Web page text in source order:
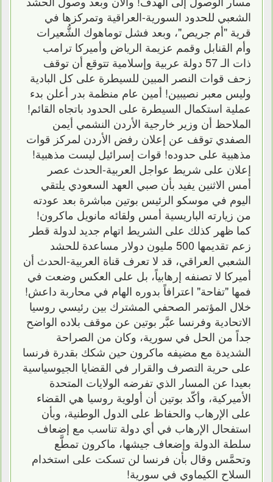
الشعبي للحدود السورية-العراقية وتمركزها في
قرية "أم جريص"، وبعد فشل توماهوك الشُّعيرات
وأم القنابل وقمم عزيمة الرياض وأميركا ترامب
ذات الـ 57 دولة عربية وإسلامية تتوقع أن توقف
زحف قوات النصر المبين للسيطرة على كل البادية
وليس معبر نصيبين! أمين عام منظمة بدر أعلن بدء
عملية استكمال السيطرة على الحدود باتجاه القائم!
الملاحظ أن وزير خارجية الأردن النشمي أيمن
الصفدي توقف عن إعلان رفض الأردن لمركز قوات
مذهبية على حدوده! قوات إسرائيل ليست مذهبية!
إعلان على شريط عواجل العربية-الحدث عصر
أمس الاثنين يفيد بأن صبي العهد السعودي يلتقي
اليوم في موسكو الرئيس بوتين مباشرة بعد عودته
من زيارته الباريسية أمس ولقائه مانويل ماكرون!
كما ظهر كذلك على الشريط اتهام جديد لدولة قطر
زعم تقديمها 500 مليون دولار مساعدة للحشد
الشعبي العراقي، قد لا تعرف قناة العربية-الحدث أن
أميركا لا تصنفه إرهابياً، بل على العكس وضعت في
فمها "تفاحة" اعترافاً بدوره الهام في محاربة داعش!
خلال المؤتمر الصحفي المشترك بين رئيسي روسيا
الاتحادية وفرنسا عبَّر بوتين عن موقف بلاده الواضح
جداً من الحل في سورية، وكان من الصراحة
الشديدة مع مضيفه ماكرون حين شكك بقدرة فرنسا
على حرية التصرف والقرار في القضايا الجيوسياسية
بعيدا عن المسار الذي تفرضه الولايات المتحدة
الأميركية، وأكّد بوتين أن أولوية روسيا هي القضاء
على الإرهاب والحفاظ على الدول الوطنية، وبأن
استفحال الإرهاب في أي دولة تناسب مع إضعاف
سلطة الدولة وإضعاف جيشها، ماكرون تمطَّع
وتحمَّس وقال بأن فرنسا لن تسكت على استخدام
السلاح الكيماوي في سورية!